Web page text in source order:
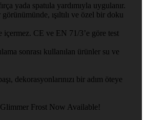
yada spatula yardımıyla uygulanır.
ışıltılı ve özel bir doku
içermez. CE ve EN 71/3’e göre test
sonrası kullanılan ürünler su ve
dekorasyonlarınızı bir adım öteye
Frost Now Available!